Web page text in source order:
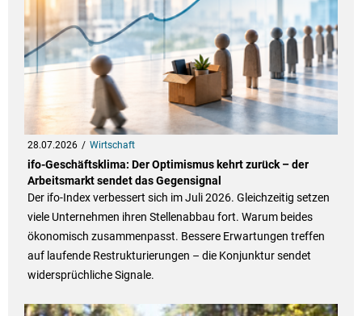
28.07.2026 Wirtschaft
ifo-Geschäftsklima: Der Optimismus kehrt zurück – der
Arbeitsmarkt sendet das Gegensignal
Der ifo-Index verbessert sich im Juli 2026. Gleichzeitig setzen
viele Unternehmen ihren Stellenabbau fort. Warum beides
ökonomisch zusammenpasst. Bessere Erwartungen treffen
auf laufende Restrukturierungen – die Konjunktur sendet
widersprüchliche Signale.